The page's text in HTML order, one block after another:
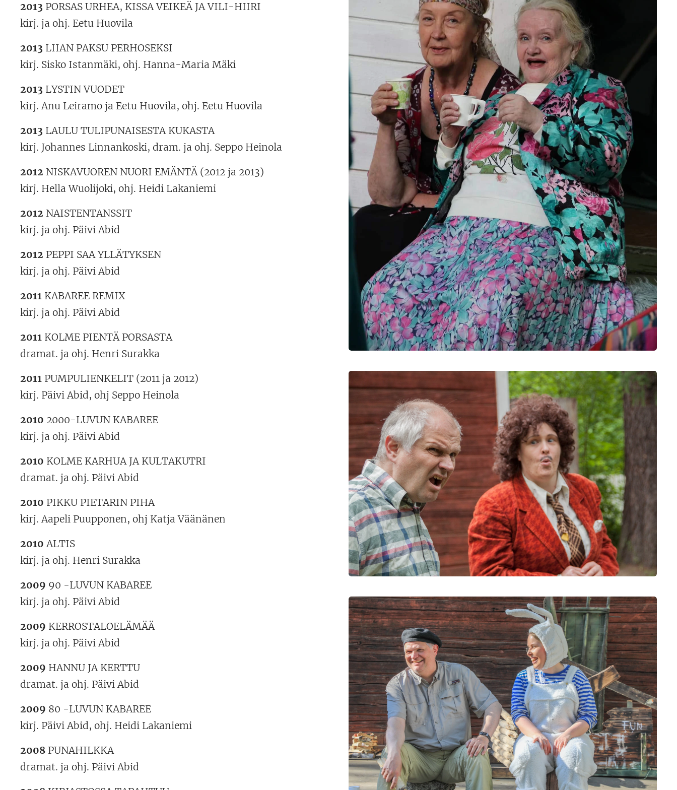
2013 PORSAS URHEA, KISSA VEIKEÄ JA VILI-HIIRI
kirj. ja ohj. Eetu Huovila
2013 LIIAN PAKSU PERHOSEKSI
kirj. Sisko Istanmäki, ohj. Hanna-Maria Mäki
2013 LYSTIN VUODET
kirj. Anu Leiramo ja Eetu Huovila, ohj. Eetu Huovila
2013 LAULU TULIPUNAISESTA KUKASTA
kirj. Johannes Linnankoski, dram. ja ohj. Seppo Heinola
2012 NISKAVUOREN NUORI EMÄNTÄ (2012 ja 2013)
kirj. Hella Wuolijoki, ohj. Heidi Lakaniemi
2012 NAISTENTANSSIT
kirj. ja ohj. Päivi Abid
2012 PEPPI SAA YLLÄTYKSEN
kirj. ja ohj. Päivi Abid
2011 KABAREE REMIX
kirj. ja ohj. Päivi Abid
2011 KOLME PIENTÄ PORSASTA
dramat. ja ohj. Henri Surakka
2011 PUMPULIENKELIT (2011 ja 2012)
kirj. Päivi Abid, ohj Seppo Heinola
2010 2000-LUVUN KABAREE
kirj. ja ohj. Päivi Abid
2010 KOLME KARHUA JA KULTAKUTRI
dramat. ja ohj. Päivi Abid
2010 PIKKU PIETARIN PIHA
kirj. Aapeli Puupponen, ohj Katja Väänänen
2010 ALTIS
kirj. ja ohj. Henri Surakka
2009 90 -LUVUN KABAREE
kirj. ja ohj. Päivi Abid
2009 KERROSTALOELÄMÄÄ
kirj. ja ohj. Päivi Abid
2009 HANNU JA KERTTU
dramat. ja ohj. Päivi Abid
2009 80 -LUVUN KABAREE
kirj. Päivi Abid, ohj. Heidi Lakaniemi
2008 PUNAHILKKA
dramat. ja ohj. Päivi Abid